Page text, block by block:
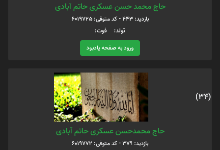
حاج محمد حسن عسکری حاتم آبادی
بازدید: 443 - کد متوفی: 6019725
تولد: فوت:
ورود به صفحه یادبود
(34)
حاج محمدحسن عسکری حاتم آبادی
بازدید: 379 - کد متوفی: 6019772